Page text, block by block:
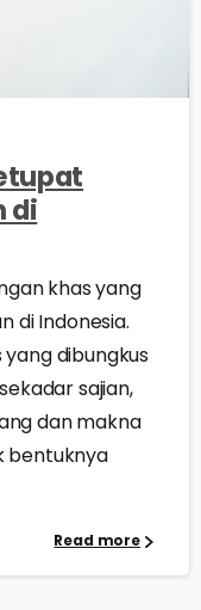
di
khas yang
di Indonesia.
dibungkus
sajian,
dan makna
bentuknya
Read more